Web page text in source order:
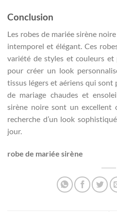
Conclusion
Les robes de mariée sirène
intemporel et élégant. Ces
variété de styles et couleurs et
pour créer un look
tissus légers et aériens qui sont
de mariage chaudes et
sirène noire sont un excellent
recherche d’un look
jour.
robe de mariée sirène